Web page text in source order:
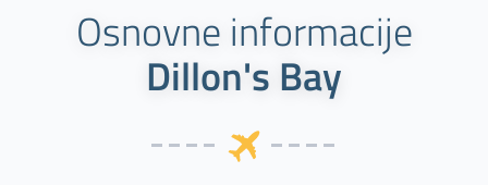
Osnovne informacije
Dillon's Bay